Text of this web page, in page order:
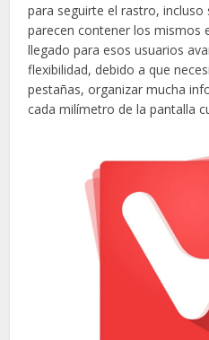
para seguirte el rastro, incluso
parecen contener los mismos
llegado para esos usuarios
flexibilidad, debido a que
pestañas, organizar mucha
cada milímetro de la pantalla